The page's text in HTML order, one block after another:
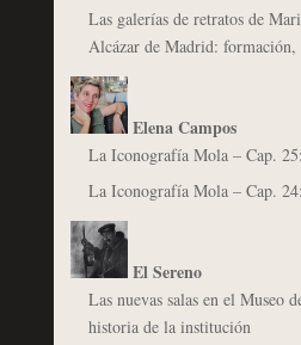
Las galerías de retratos de
Alcázar de Madrid:
Elena Campos
La Iconografía Mola – Cap.
La Iconografía Mola – Cap.
El Sereno
Las nuevas salas en el Museo
historia de la institución